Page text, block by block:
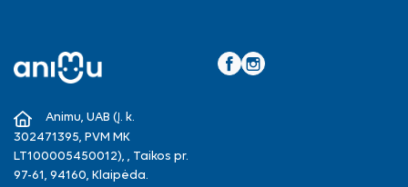
Animu, UAB (Į. k.
302471395, PVM MK
LT100005450012), , Taikos pr.
97-61, 94160, Klaipėda.